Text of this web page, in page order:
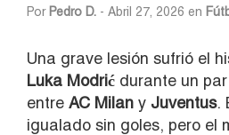
Por Pedro D. - Abril 27, 2026 en
Una grave lesión sufrió el
Luka Modrić durante un
entre AC Milan y Juventus.
igualado sin goles, pero el